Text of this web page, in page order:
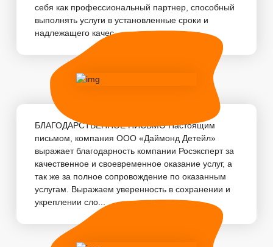
себя как профессиональный партнер, способный
выполнять услуги в установленные сроки и
надлежащего качес...
БЛАГОДАРСТВЕННОЕ ПИСЬМО Настоящим
письмом, компания ООО «Даймонд Детейл»
выражает благодарность компании Росэксперт за
качественное и своевременное оказание услуг, а
так же за полное сопровождение по оказанным
услугам. Выражаем уверенность в сохранении и
укреплении сло...